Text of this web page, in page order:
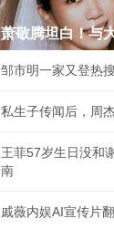
萧敬腾坦白！与
邹市明一家又登热搜
私生子传闻后，周
王菲57岁生日没和
南
戚薇内娱AI宣传片